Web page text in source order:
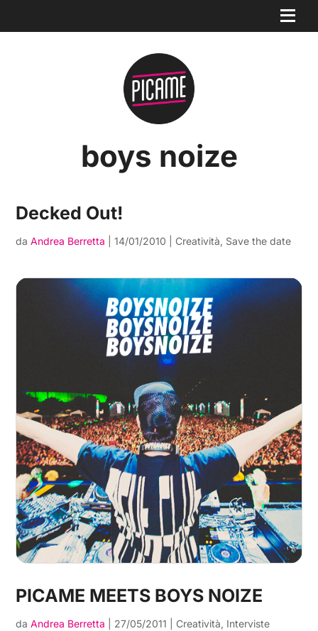
boys noize
Decked Out!
daAndrea Berretta |14/01/2010 Creatività, Save the date
PICAME MEETS BOYS NOIZE
daAndrea Berretta 27/05/2011 Creatività, Interviste